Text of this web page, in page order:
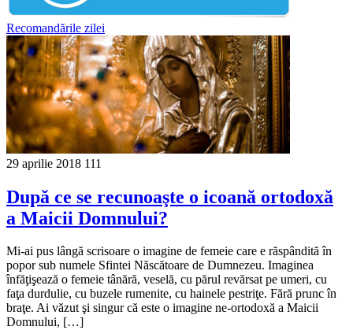
Recomandările zilei
29 aprilie 2018 111
După ce se recunoaşte o icoană ortodoxă
a Maicii Domnului?
Mi-ai pus lângă scrisoare o imagine de femeie care e răspândită în
popor sub numele Sfintei Născătoare de Dumnezeu. Imaginea
înfăţişează o femeie tânără, veselă, cu părul revărsat pe umeri, cu
faţa durdulie, cu buzele rumenite, cu hainele pestriţe. Fără prunc în
braţe. Ai văzut şi singur că este o imagine ne-ortodoxă a Maicii
Domnului, […]